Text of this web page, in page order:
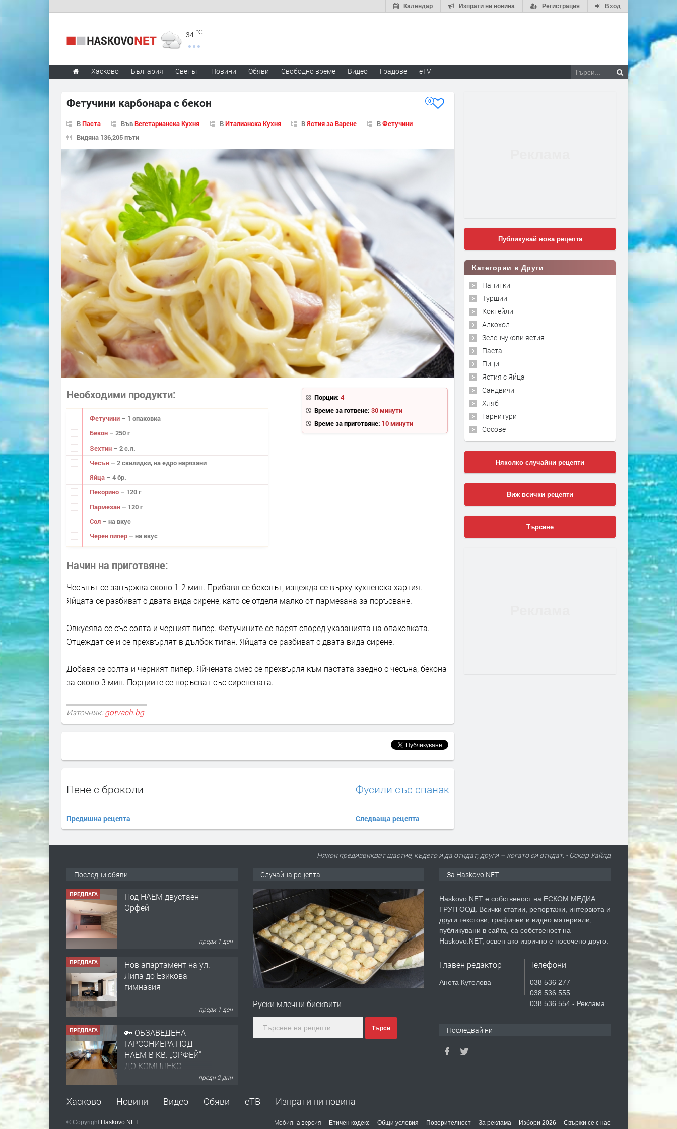
Вход
Регистрация
Изпрати ни новина
Календар
34 °C
Хасково България Светът Новини Обяви Свободно време Видео Градове eTV
Фетучини карбонара с бекон 0
ВПаста ВъвВегетарианска Кухня ВИталианска Кухня ВЯстия за Варене ВФетучини
Видяна 136,205 пъти
Порции: 4
Време за готвене: 30 минути
Време за приготвяне: 10 минути
Необходими продукти
Фетучини – 1 опаковка
Бекон – 250 г
Зехтин – 2 с.л.
Чесън – 2 скилидки, на едро нарязани
Яйца – 4 бр.
Пекорино – 120 г
Пармезан – 120 г
Сол – на вкус
Черен пипер – на вкус
Начин на приготвяне
Чесънът се запържва около 1-2 мин. Прибавя се беконът, изцежда се върху кухненска хартия.
Яйцата се разбиват с двата вида сирене, като се отделя малко от пармезана за поръсване.
Овкусява се със солта и черният пипер. Фетучините се варят според указанията на опаковката.
Отцеждат се и се прехвърлят в дълбок тиган. Яйцата се разбиват с двата вида сирене.
Добавя се солта и черният пипер. Яйчената смес се прехвърля към пастата заедно с чесъна, бекона
за около 3 мин. Порциите се поръсват със сиренената.
Източник: gotvach.bg
Пене с броколи
Предишна рецепта
Фусили със спанак
Следваща рецепта
Публикувай нова рецепта
Категории в Други
Напитки
Туршии
Коктейли
Алкохол
Зеленчукови ястия
Паста
Пици
Ястия с Яйца
Сандвичи
Хляб
Гарнитури
Сосове
Няколко случайни рецепти
Виж всички рецепти
Търсене
Някои предизвикват щастие, където и да отидат; други – когато си отидат. - Оскар Уайлд
Последни обяви
ПРЕДЛАГА
Под НАЕМ двустаен
Орфей
преди 1 ден
ПРЕДЛАГА
Нов апартамент на ул.
Липа до Езикова
гимназия
преди 1 ден
ПРЕДЛАГА
🔑 ОБЗАВЕДЕНА
ГАРСОНИЕРА ПОД
НАЕМ В КВ. „ОРФЕЙ“ –
ДО КОМПЛЕКС
преди 2 дни
ПРЕДЛАГА
НАПЪЛНО ОБЗАВЕДЕН
ТРИСТАЕН
Случайна рецепта
Руски млечни бисквити
Търси
За Haskovo.NET
Haskovo.NET е собственост на ЕСКОМ МЕДИА
ГРУП ООД. Всички статии, репортажи, интервюта и
други текстови, графични и видео материали,
публикувани в сайта, са собственост на
Haskovo.NET, освен ако изрично е посочено друго.
Главен редактор
Анета Кутелова
Телефони
038 536 277
038 536 555
038 536 554 - Реклама
Последвай ни
Хасково Новини Видео Обяви еТВ Изпрати ни новина
© Copyright Haskovo.NET Мобилна версия Етичен кодекс Общи условия Поверителност За реклама Избори 2026 Свържи се с нас